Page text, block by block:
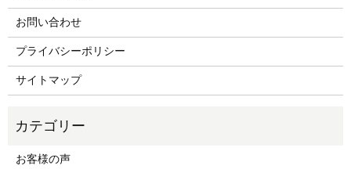
お問い合わせ
プライバシーポリシー
サイトマップ
お客様の声